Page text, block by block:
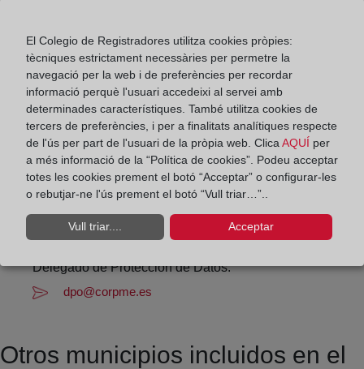
De lunes a viernes de 09:00 a 17:00 horas
Agosto: De lunes a viernes de 09:00 a 14:00 horas
Los días 24 y 31 de diciembre de 09:00 a 14:00
horas
Datos de contacto:
942 71 51 97
sanvicentebarquera-potes@registrodelapropiedad.org
Datos del Registrador:
Asier Fernández Ruiz
Delegado de Protección de Datos:
dpo@corpme.es
Otros municipios incluidos en el
El Colegio de Registradores utilitza cookies pròpies:
tècniques estrictament necessàries per permetre la
navegació per la web i de preferències per recordar
informació perquè l'usuari accedeixi al servei amb
determinades característiques. També utilitza cookies de
tercers de preferències, i per a finalitats analítiques respecte
de l'ús per part de l'usuari de la pròpia web. Clica AQUÍ per
a més informació de la “Política de cookies”. Podeu acceptar
totes les cookies prement el botó “Acceptar” o configurar-les
o rebutjar-ne l'ús prement el botó “Vull triar…”..
Vull triar.... Acceptar